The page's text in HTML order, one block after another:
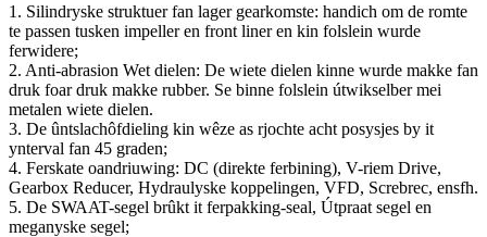
1. Silindryske struktuer fan lager gearkomste: handich om de romte
te passen tusken impeller en front liner en kin folslein wurde
ferwidere;
2. Anti-abrasion Wet dielen: De wiete dielen kinne wurde makke fan
druk foar druk makke rubber. Se binne folslein útwikselber mei
metalen wiete dielen.
3. De ûntslachôfdieling kin wêze as rjochte acht posysjes by it
ynterval fan 45 graden;
4. Ferskate oandriuwing: DC (direkte ferbining), V-riem Drive,
Gearbox Reducer, Hydraulyske koppelingen, VFD, Screbrec, ensfh.
5. De SWAAT-segel brûkt it ferpakking-seal, Útpraat segel en
meganyske segel;